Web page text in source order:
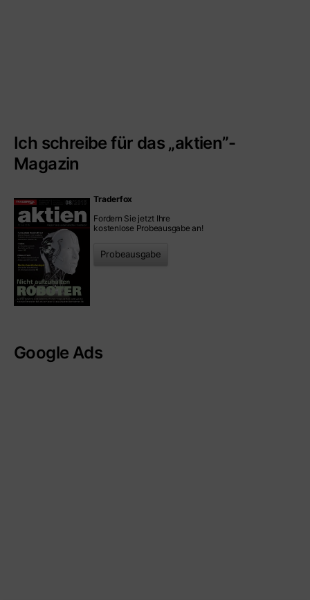
Ich schreibe für das „aktien”-
Magazin
Traderfox
Fordern Sie jetzt Ihre
kostenlose Probeausgabe an!
Probeausgabe
Google Ads